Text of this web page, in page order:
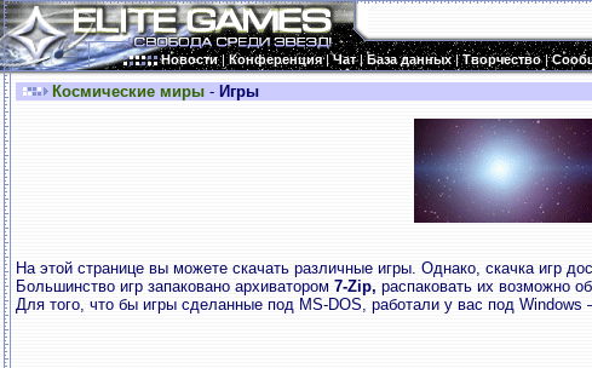
Новости|Конференция|Чат|База данных|Творчество|
Космические миры - Игры
На этой странице вы можете скачать различные игры. Однако, скачка игр
Большинство игр запаковано архиватором 7-Zip, распаковать их возможно
Для того, что бы игры сделанные под MS-DOS, работали у вас под